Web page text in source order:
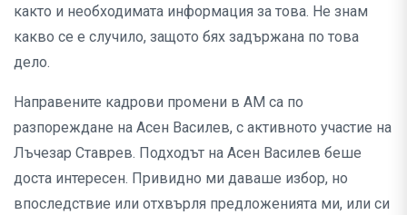
както и необходимата информация за това. Не знам
какво се е случило, защото бях задържана по това
дело.
Направените кадрови промени в АМ са по
разпореждане на Асен Василев, с активното участие на
Лъчезар Ставрев. Подходът на Асен Василев беше
доста интересен. Привидно ми даваше избор, но
впоследствие или отхвърля предложенията ми, или си